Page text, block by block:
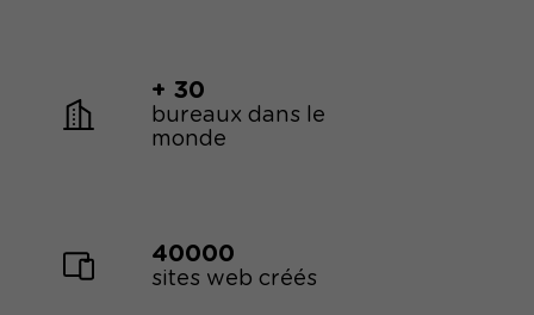
+ 30
bureaux dans le
monde
40000
sites web créés